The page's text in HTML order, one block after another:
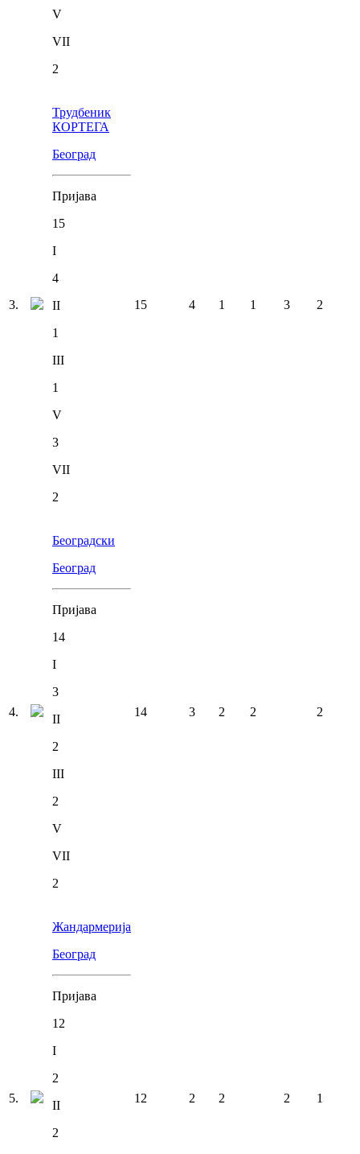
V
VII
2
3.
Трудбеник
КОРТЕГА
Београд
Пријава
15
I
4
II
1
III
1
V
3
VII
2
15 4 1 1 3 2
4.
Београдски
Београд
Пријава
14
I
3
II
2
III
2
V
VII
2
14 3 2 2 2
5.
Жандармерија
Београд
Пријава
12
I
2
II
2
12 2 2 2 1